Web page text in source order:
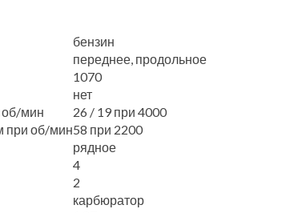
бензин
переднее, продольное
1070
нет
об/мин
26 / 19 при 4000
при об/мин58 при 2200
рядное
4
2
карбюратор